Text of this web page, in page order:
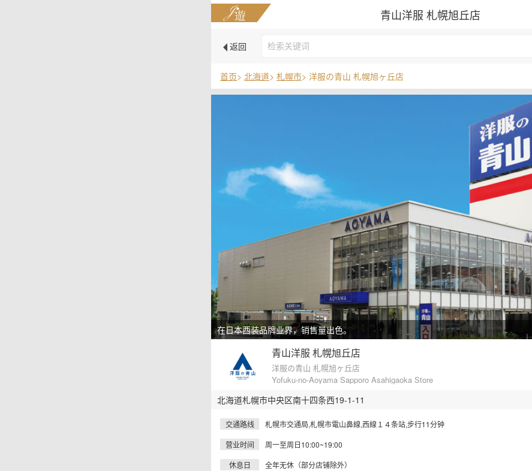
青山洋服 札幌旭丘店
返回
首页> 北海道> 札幌市> 洋服の青山 札幌旭ヶ丘店
在日本西装品牌业界，销售量出色。
青山洋服 札幌旭丘店
洋服の青山 札幌旭ヶ丘店
Yofuku-no-Aoyama Sapporo Asahigaoka Store
北海道札幌市中央区南十四条西19-1-11
交通路线
札幌市交通局,札幌市電山鼻線,西線１４条站,步行11分钟
营业时间
周一至周日10:00~19:00
休息日
全年无休（部分店铺除外）